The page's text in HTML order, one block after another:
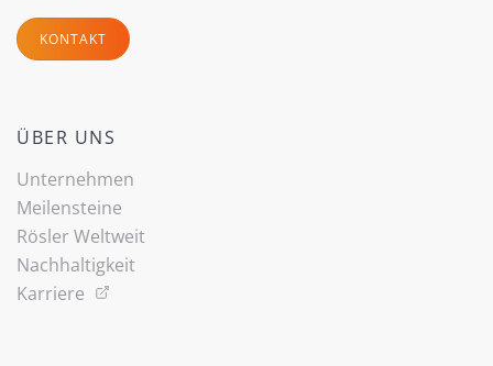
KONTAKT
ÜBER UNS
Unternehmen
Meilensteine
Rösler Weltweit
Nachhaltigkeit
Karriere